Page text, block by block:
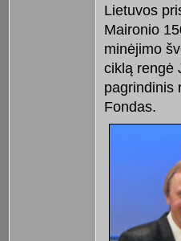
Lietuvos
Maironio
minėjimo
ciklą rengė
pagrindinis
Fondas.